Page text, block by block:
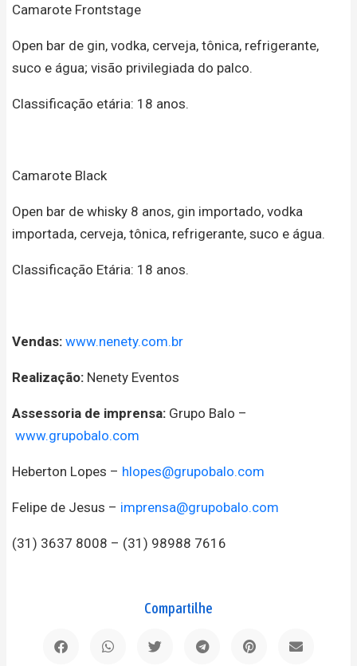
Camarote Frontstage
Open bar de gin, vodka, cerveja, tônica, refrigerante,
suco e água; visão privilegiada do palco.
Classificação etária: 18 anos.
Camarote Black
Open bar de whisky 8 anos, gin importado, vodka
importada, cerveja, tônica, refrigerante, suco e água.
Classificação Etária: 18 anos.
Vendas: www.nenety.com.br
Realização: Nenety Eventos
Assessoria de imprensa: Grupo Balo –
www.grupobalo.com
Heberton Lopes – hlopes@grupobalo.com
Felipe de Jesus – imprensa@grupobalo.com
(31) 3637 8008 – (31) 98988 7616
Compartilhe